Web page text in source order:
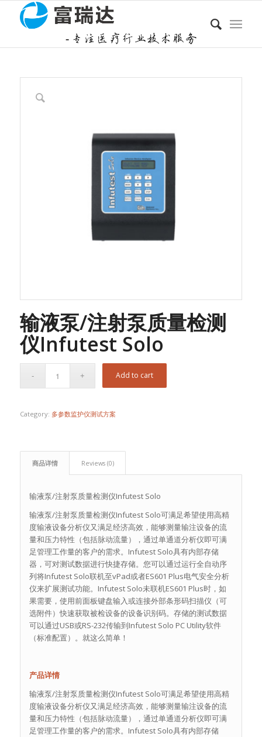
输液泵/注射泵质量检测
仪Infutest Solo
Add to cart
Category: 多参数监护仪测试方案
商品详情 Reviews (0)
输液泵/注射泵质量检测仪Infutest Solo
输液泵/注射泵质量检测仪Infutest Solo可满足希望使用高精
度输液设备分析仪又满足经济高效，能够测量输注设备的流
量和压力特性（包括脉动流量），通过单通道分析仪即可满
足管理工作量的客户的需求。Infutest Solo具有内部存储
器，可对测试数据进行快捷存储。您可以通过运行全自动序
列将Infutest Solo联机至vPad或者ES601 Plus电气安全分析
仪来扩展测试功能。Infutest Solo未联机ES601 Plus时，如
果需要，使用前面板键盘输入或连接外部条形码扫描仪（可
选附件）快速获取被检设备的设备识别码。存储的测试数据
可以通过USB或RS-232传输到Infutest Solo PC Utility软件
（标准配置）。就这么简单！
产品详情
输液泵/注射泵质量检测仪Infutest Solo可满足希望使用高精
度输液设备分析仪又满足经济高效，能够测量输注设备的流
量和压力特性（包括脉动流量），通过单通道分析仪即可满
足管理工作量的客户的需求。Infutest Solo具有内部存储